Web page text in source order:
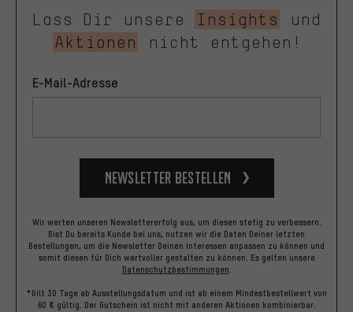
Lass Dir unsere Insights
und
Aktionen
nicht entgehen!
E-Mail-Adresse
Newsletter bestellen
Wir werten unseren Newslettererfolg aus, um diesen stetig zu verbessern.
Bist Du bereits Kunde bei uns, nutzen wir die Daten Deiner letzten
Bestellungen, um die Newsletter Deinen Interessen anpassen zu können und
somit diesen für Dich wertvoller gestalten zu können. Es gelten unsere
Datenschutzbestimmungen
*Gilt 30 Tage ab Ausstellungsdatum und ist ab einem Mindestbestellwert von
60 € gültig. Der Gutschein ist nicht mit anderen Aktionen kombinierbar.